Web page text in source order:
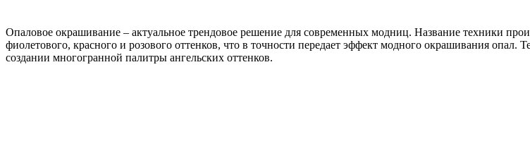
Опаловое окрашивание – актуальное трендовое решение для современных модниц. Название техники
фиолетового, красного и розового оттенков, что в точности передает эффект модного окрашивания
создании многогранной палитры ангельских оттенков.